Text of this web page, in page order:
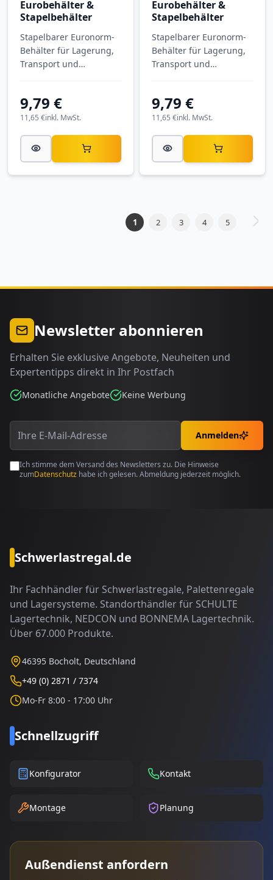
Eurobehälter &
Stapelbehälter
Stapelbarer Euronorm-
Behälter für Lagerung,
Transport und
geschlossen EG 32/17
HG HO mit
× 170 mm, aus PP.
9,79 €
inkl. MwSt.
11,65 €
Eurobehälter &
Stapelbehälter
Stapelbarer Euronorm-
Behälter für Lagerung,
Transport und
geschlossen EG 32/17
mit Außenmaßen 300 ×
9,79 €
inkl. MwSt.
11,65 €
Sie
Seite
1 2 3 4 5
Seite
Newsletter abonnieren
Erhalten Sie exklusive Angebote, Neuheiten und
Expertentipps direkt in Ihr Postfach
Monatliche Angebote Keine Werbung
Anmelden
Ich stimme dem Versand des Newsletters zu. Die Hinweise
zumDatenschutz habe ich gelesen. Abmeldung jederzeit möglich.
Schwerlastregal.de
Ihr Fachhändler für Schwerlastregale, Palettenregale
und Lagersysteme. Standorthändler für SCHULTE
Lagertechnik, NEDCON und BONNEMA Lagertechnik.
Über 67.000 Produkte.
46395 Bocholt, Deutschland
+49 (0) 2871 / 7374
Mo-Fr 8:00 - 17:00 Uhr
Schnellzugriff
Konfigurator Kontakt
Montage Planung
Außendienst anfordern